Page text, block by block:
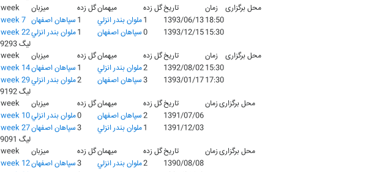
week
میزبان گل زدهمیهمان گل زدهتاریخ زمان
محل برگزاری
week 7 سپاهان اصفهان 1 ملوان بندر انزلي1 1393/06/1318:50
week 22ملوان بندر انزلي1 سپاهان اصفهان0 1393/12/1515:30
لیگ 9293
week
میزبان گل زدهمیهمان گل زدهتاریخ زمان
محل برگزاری
week 14سپاهان اصفهان 1 ملوان بندر انزلي2 1392/08/0215:30
week 29ملوان بندر انزلي2 سپاهان اصفهان3 1393/01/1717:30
لیگ 9192
week
میزبان گل زدهمیهمان گل زدهتاریخ زمانمحل برگزاری
week 10ملوان بندر انزلي0 سپاهان اصفهان2
1391/07/06
week 27سپاهان اصفهان3 ملوان بندر انزلي1
1391/12/03
لیگ 9091
week
میزبان گل زدهمیهمان گل زدهتاریخ زمانمحل برگزاری
week 12سپاهان اصفهان3 ملوان بندر انزلي2
1390/08/08